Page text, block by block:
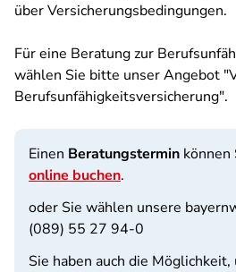
über Versicherungsbedingungen.
Für eine Beratung zur
wählen Sie bitte unser Angebot
Berufsunfähigkeitsversicherung".
Einen Beratungstermin können
online buchen.
oder Sie wählen unsere
(089) 55 27 94-0
Sie haben auch die Möglichkeit,